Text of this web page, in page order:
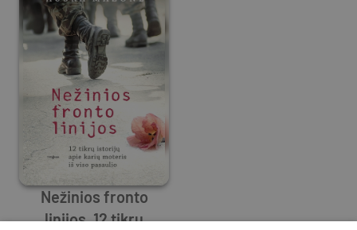
Nežinios fronto
linijos. 12 tikrų